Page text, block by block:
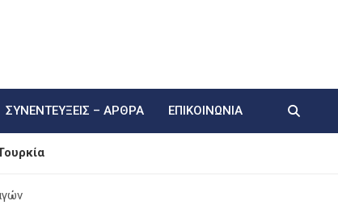
ΣΥΝΕΝΤΕΎΞΕΙΣ – ΆΡΘΡΑ ΕΠΙΚΟΙΝΩΝΊΑ
Οξύρρυγχου»